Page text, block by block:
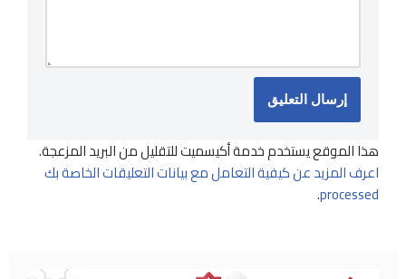
هذا الموقع يستخدم خدمة أكيسميت للتقليل من البريد المزعجة.
اعرف المزيد عن كيفية التعامل مع بيانات التعليقات الخاصة بك
processed
.